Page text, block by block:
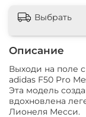
Описание
Выходи на поле
adidas F50 Pro
Эта модель
вдохновлена
Лионеля Месси.
Выбрать